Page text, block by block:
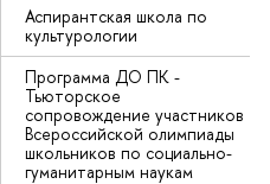
Аспирантская школа по
культурологии
Программа ДО ПК -
Тьюторское
сопровождение участников
Всероссийской олимпиады
школьников по социально-
гуманитарным наукам